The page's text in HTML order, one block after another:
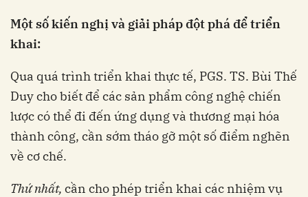
Một số kiến nghị và giải pháp đột phá để triển
khai:
Qua quá trình triển khai thực tế, PGS. TS. Bùi Thế
Duy cho biết để các sản phẩm công nghệ chiến
lược có thể đi đến ứng dụng và thương mại hóa
thành công, cần sớm tháo gỡ một số điểm nghẽn
về cơ chế.
Thứ nhất, cần cho phép triển khai các nhiệm vụ